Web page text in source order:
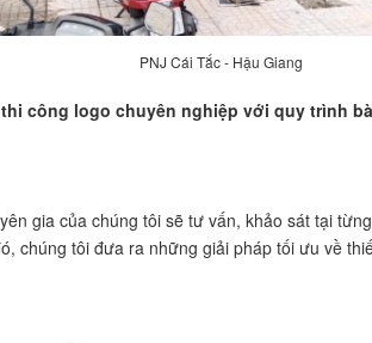
PNJ Cái Tắc - Hậu Giang
công logo chuyên nghiệp với quy trình
gia của chúng tôi sẽ tư vấn, khảo sát tại
chúng tôi đưa ra những giải pháp tối ưu về